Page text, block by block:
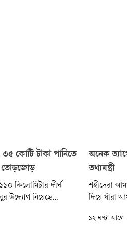
কোটি টাকা পানিতে
তোড়জোড়
কিলোমিটার দীর্ঘ
উদ্যোগ নিয়েছে
ঢালা অর্থের প্রায়
অনেক
তথ্যমন্ত্রী
শহীদেরা
দিয়ে যাঁরা
চলতে হয়,
১২ ঘণ্টা আগে